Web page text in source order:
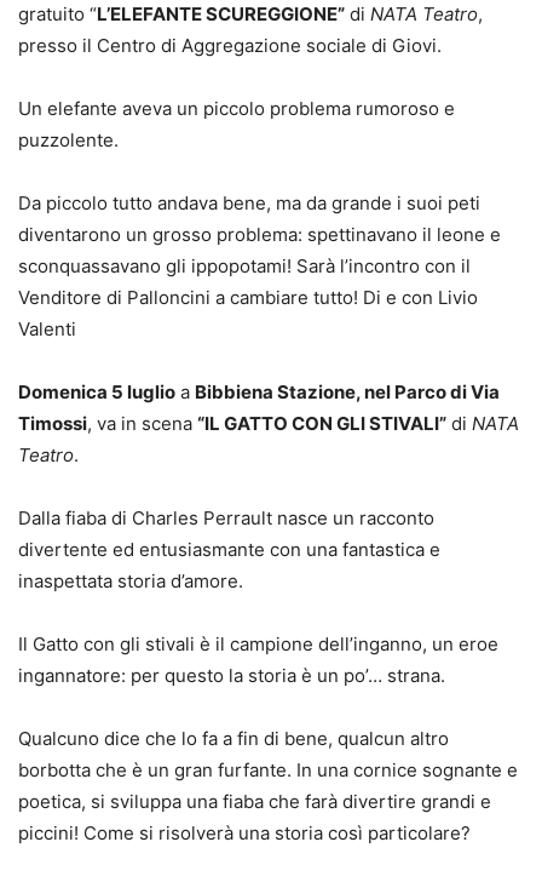
gratuito “L’ELEFANTE SCUREGGIONE” di NATA Teatro,
presso il Centro di Aggregazione sociale di Giovi.
Un elefante aveva un piccolo problema rumoroso e
puzzolente.
Da piccolo tutto andava bene, ma da grande i suoi peti
diventarono un grosso problema: spettinavano il leone e
sconquassavano gli ippopotami! Sarà l’incontro con il
Venditore di Palloncini a cambiare tutto! Di e con Livio
Valenti
Domenica 5 luglio a Bibbiena Stazione, nel Parco di Via
Timossi, va in scena “IL GATTO CON GLI STIVALI” di NATA
Teatro.
Dalla fiaba di Charles Perrault nasce un racconto
divertente ed entusiasmante con una fantastica e
inaspettata storia d’amore.
Il Gatto con gli stivali è il campione dell’inganno, un eroe
ingannatore: per questo la storia è un po’… strana.
Qualcuno dice che lo fa a fin di bene, qualcun altro
borbotta che è un gran furfante. In una cornice sognante e
poetica, si sviluppa una fiaba che farà divertire grandi e
piccini! Come si risolverà una storia così particolare?